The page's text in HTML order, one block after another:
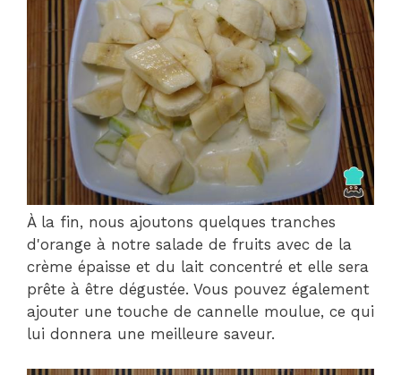
À la fin, nous ajoutons quelques tranches
d'orange à notre salade de fruits avec de la
crème épaisse et du lait concentré et elle sera
prête à être dégustée. Vous pouvez également
ajouter une touche de cannelle moulue, ce qui
lui donnera une meilleure saveur.